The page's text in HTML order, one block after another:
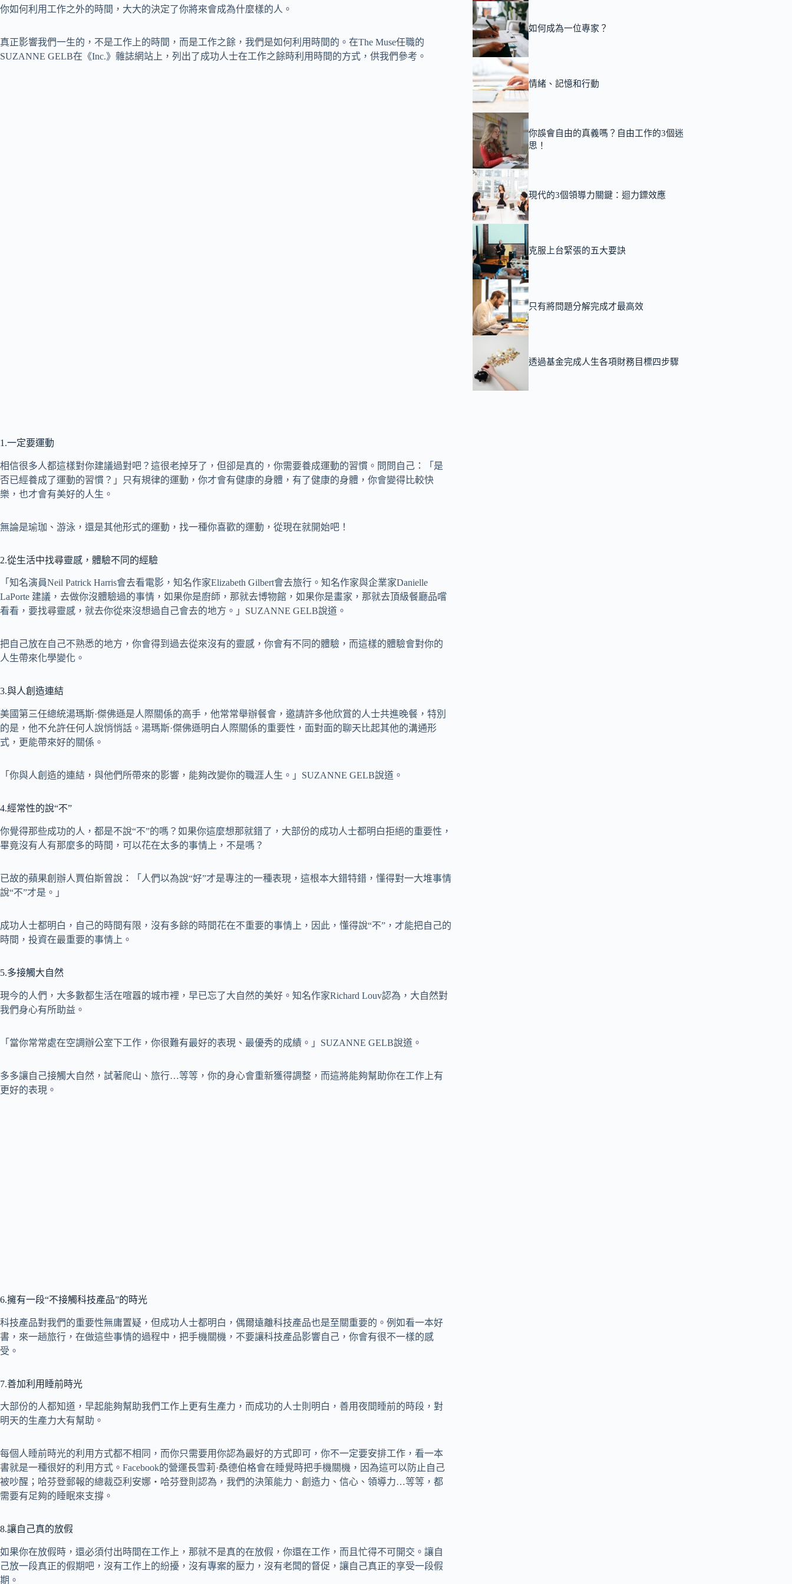
你如何利用工作之外的時間，大大的決定了你將來會成為什麼樣的人。
真正影響我們一生的，不是工作上的時間，而是工作之餘，我們是如何利用時間的。在The Muse任職的
SUZANNE GELB在《Inc.》雜誌網站上，列出了成功人士在工作之餘時利用時間的方式，供我們參考。
1.一定要運動
相信很多人都這樣對你建議過對吧？這很老掉牙了，但卻是真的，你需要養成運動的習慣。問問自己：「是
否已經養成了運動的習慣？」只有規律的運動，你才會有健康的身體，有了健康的身體，你會變得比較快
樂，也才會有美好的人生。
無論是瑜珈、游泳，還是其他形式的運動，找一種你喜歡的運動，從現在就開始吧！
2.從生活中找尋靈感，體驗不同的經驗
「知名演員Neil Patrick Harris會去看電影，知名作家Elizabeth Gilbert會去旅行。知名作家與企業家Danielle
LaPorte 建議，去做你沒體驗過的事情，如果你是廚師，那就去博物館，如果你是畫家，那就去頂級餐廳品嚐
看看，要找尋靈感，就去你從來沒想過自己會去的地方。」SUZANNE GELB說道。
把自己放在自己不熟悉的地方，你會得到過去從來沒有的靈感，你會有不同的體驗，而這樣的體驗會對你的
人生帶來化學變化。
3.與人創造連結
美國第三任總統湯瑪斯·傑佛遜是人際關係的高手，他常常舉辦餐會，邀請許多他欣賞的人士共進晚餐，特別
的是，他不允許任何人說悄悄話。湯瑪斯·傑佛遜明白人際關係的重要性，面對面的聊天比起其他的溝通形
式，更能帶來好的關係。
「你與人創造的連結，與他們所帶來的影響，能夠改變你的職涯人生。」SUZANNE GELB說道。
4.經常性的說“不”
你覺得那些成功的人，都是不說“不”的嗎？如果你這麼想那就錯了，大部份的成功人士都明白拒絕的重要性，
畢竟沒有人有那麼多的時間，可以花在太多的事情上，不是嗎？
已故的蘋果創辦人賈伯斯曾說：「人們以為說“好”才是專注的一種表現，這根本大錯特錯，懂得對一大堆事情
說“不”才是。」
成功人士都明白，自己的時間有限，沒有多餘的時間花在不重要的事情上，因此，懂得說“不”，才能把自己的
時間，投資在最重要的事情上。
5.多接觸大自然
現今的人們，大多數都生活在喧囂的城市裡，早已忘了大自然的美好。知名作家Richard Louv認為，大自然對
我們身心有所助益。
「當你常常處在空調辦公室下工作，你很難有最好的表現、最優秀的成績。」SUZANNE GELB說道。
多多讓自己接觸大自然，試著爬山、旅行…等等，你的身心會重新獲得調整，而這將能夠幫助你在工作上有
更好的表現。
6.擁有一段“不接觸科技產品”的時光
科技產品對我們的重要性無庸置疑，但成功人士都明白，偶爾遠離科技產品也是至關重要的。例如看一本好
書，來一趟旅行，在做這些事情的過程中，把手機關機，不要讓科技產品影響自己，你會有很不一樣的感
受。
7.善加利用睡前時光
大部份的人都知道，早起能夠幫助我們工作上更有生產力，而成功的人士則明白，善用夜間睡前的時段，對
明天的生產力大有幫助。
每個人睡前時光的利用方式都不相同，而你只需要用你認為最好的方式即可，你不一定要安排工作，看一本
書就是一種很好的利用方式。Facebook的營運長雪莉·桑德伯格會在睡覺時把手機關機，因為這可以防止自己
被吵醒；哈芬登郵報的總裁亞利安娜・哈芬登則認為，我們的決策能力、創造力、信心、領導力…等等，都
需要有足夠的睡眠來支撐。
8.讓自己真的放假
如果你在放假時，還必須付出時間在工作上，那就不是真的在放假，你還在工作，而且忙得不可開交。讓自
己放一段真正的假期吧，沒有工作上的紛擾，沒有專案的壓力，沒有老闆的督促，讓自己真正的享受一段假
期。
如何成為一位專家？
情緒、記憶和行動
你誤會自由的真義嗎？自由工作的3個迷
思！
現代的3個領導力關鍵：迴力鏢效應
克服上台緊張的五大要訣
只有將問題分解完成才最高效
透過基金完成人生各項財務目標四步驟